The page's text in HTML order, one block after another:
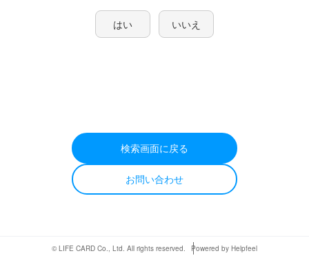
はい いいえ
検索画面に戻る
お問い合わせ
© LIFE CARD Co., Ltd. All rights reserved. Powered by Helpfeel